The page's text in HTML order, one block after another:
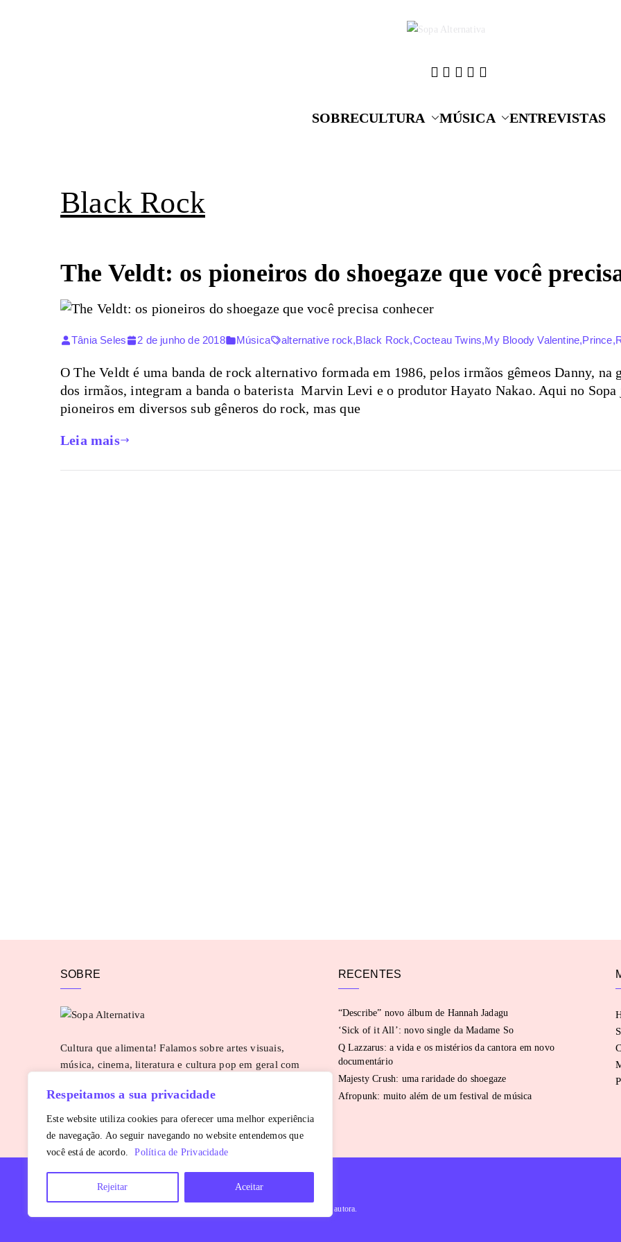
Respeitamos a sua privacidade
Este website utiliza cookies para oferecer uma melhor experiência
de navegação. Ao seguir navegando no website entendemos que
você está de acordo.
Política de Privacidade
Rejeitar Aceitar
SOBRECULTURA MÚSICA ENTREVISTAS
Black Rock
The Veldt: os pioneiros do shoegaze que você
Tânia Seles 2 de junho de 2018 Música alternative rock,Black Rock,Cocteau Twins,My Bloody Valentine,Prince,
O The Veldt é uma banda de rock alternativo formada em 1986, pelos irmãos gêmeos Danny,
dos irmãos, integram a banda o baterista Marvin Levi e o produtor Hayato Nakao. Aqui no
pioneiros em diversos sub gêneros do rock, mas que
Leia mais
SOBRE
Cultura que alimenta! Falamos sobre artes visuais,
música, cinema, literatura e cultura pop em geral com
contato@sopaalternativa.com.br
SAIBA MAIS
RECENTES
“Describe” novo álbum de Hannah Jadagu
‘Sick of it All’: novo single da Madame So
Q Lazzarus: a vida e os mistérios da cantora em novo
documentário
Majesty Crush: uma raridade do shoegaze
Afropunk: muito além de um festival de música
É proibida a reprodução, total ou parcial, do conteúdo sem autorização prévia da autora.